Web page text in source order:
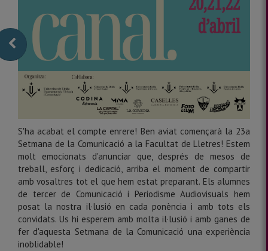
S'ha acabat el compte enrere! Ben aviat començarà la 23a
Setmana de la Comunicació a la Facultat de Lletres! Estem
molt emocionats d'anunciar que, després de mesos de
treball, esforç i dedicació, arriba el moment de compartir
amb vosaltres tot el que hem estat preparant. Els alumnes
de tercer de Comunicació i Periodisme Audiovisuals hem
posat la nostra il·lusió en cada ponència i amb tots els
convidats. Us hi esperem amb molta il·lusió i amb ganes de
fer d'aquesta Setmana de la Comunicació una experiència
inoblidable!